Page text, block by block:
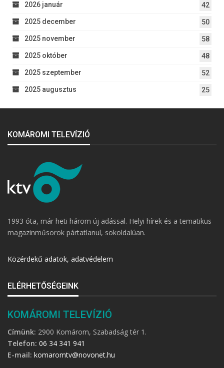
2026 január 42
2025 december 50
2025 november 58
2025 október 48
2025 szeptember 52
2025 augusztus 25
KOMÁROMI TELEVÍZIÓ
1993 óta, már heti három új adással. Helyi hírek és a tematikus
magazinműsorok pártatlanul, sokoldalúan.
Közérdekű adatok, adatvédelem
ELÉRHETŐSÉGEINK
KOMÁROMI TELEVÍZIÓ
Címünk: 2900 Komárom, Szabadság tér 1.
Telefon: 06 34 341 941
E-mail: komaromtv@novonet.hu